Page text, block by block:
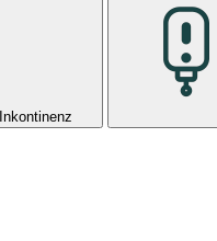
Inkontinenz